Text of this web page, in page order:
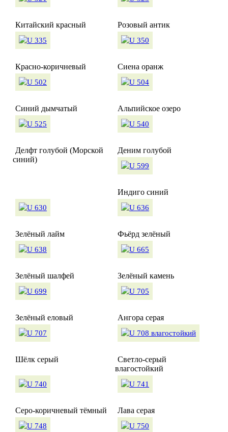
Китайский красный Розовый антик
Красно-коричневый Сиена оранж
Синий дымчатый Альпийское озеро
Делфт голубой (Морской
синий)
Деним голубой
Индиго синий
Зелёный лайм Фьёрд зелёный
Зелёный шалфей Зелёный камень
Зелёный еловый Ангора серая
Шёлк серый
Светло-серый
влагостойкий
Серо-коричневый тёмный Лава серая